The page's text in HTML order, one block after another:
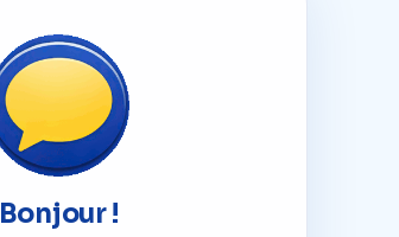
Bonjour !